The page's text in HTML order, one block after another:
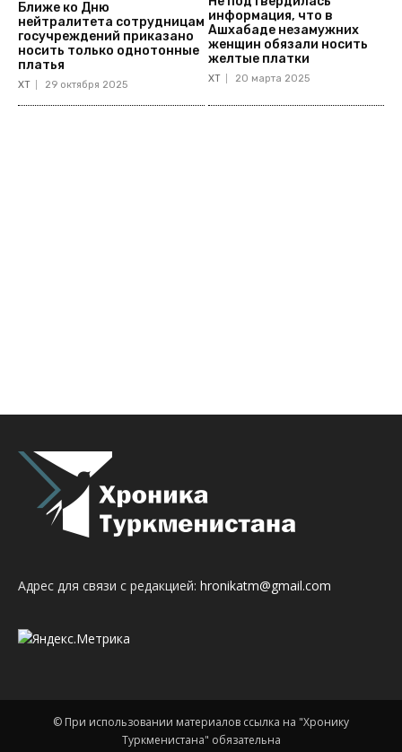
Адрес для связи с редакцией: hronikatm@gmail.com
© При использовании материалов ссылка на "Хронику
Туркменистана" обязательна